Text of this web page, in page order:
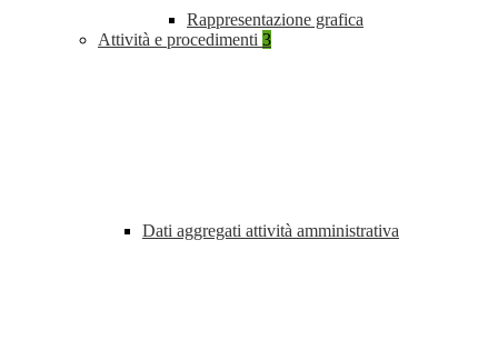
Rappresentazione grafica
Attività e procedimenti 3
Dati aggregati attività amministrativa